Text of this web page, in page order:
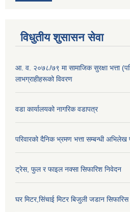
विधुतीय शुसासन सेवा
आ. व. २०७८/७९ मा सामाजिक सुरक्षा भत्ता
लाभग्राहीहरूको विवरण
वडा कार्यालयको नागरिक वडापत्र
परिवारको दैनिक भ्रमण भत्ता सम्बन्धी
ट्रेस, फुल र फाइल नक्सा सिफारिश निवेदन
घर मिटर,सिंचाई मिटर बिजुली जडान